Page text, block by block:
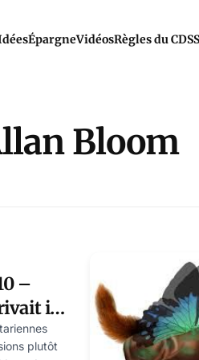
ÉpargneVidéosRègles du CDS
Bloom
–
il
plutôt